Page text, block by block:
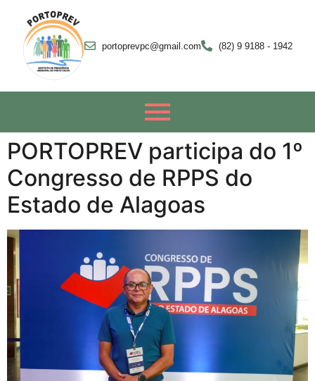
portoprevpc@gmail.com (82) 9 9188 - 1942
PORTOPREV participa do 1º
Congresso de RPPS do
Estado de Alagoas